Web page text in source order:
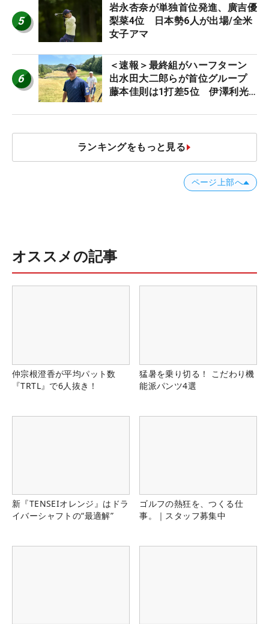
5
岩永杏奈が単独首位発進、廣吉優
梨菜4位 日本勢6人が出場/全米
女子アマ
6
＜速報＞最終組がハーフターン
出水田大二郎らが首位グループ
藤本佳則は1打差5位 伊澤利光
JOYX OPEN】
ランキングをもっと見る
ページ上部へ
オススメの記事
仲宗根澄香が平均パット数
『TRTL』で6人抜き！
猛暑を乗り切る！ こだわり機
能派パンツ4選
新『TENSEIオレンジ』はドラ
イバーシャフトの“最適解”
ゴルフの熱狂を、つくる仕
事。｜スタッフ募集中